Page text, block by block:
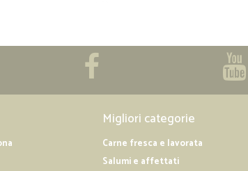
Migliori categorie
Carne fresca e lavorata
Salumi e affettati